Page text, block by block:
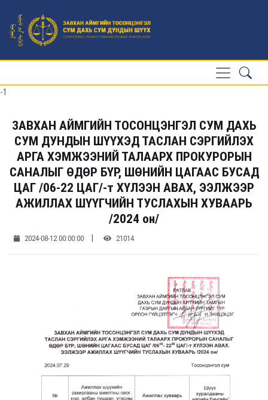
-1
ЗАВХАН АЙМГИЙН ТОСОНЦЭНГЭЛ СУМ ДАХЬ
СУМ ДУНДЫН ШҮҮХЭД ТАСЛАН СЭРГИЙЛЭХ
АРГА ХЭМЖЭЭНИЙ ТАЛААРХ ПРОКУРОРЫН
САНАЛЫГ ӨДӨР БҮР, ШӨНИЙН ЦАГААС БУСАД
ЦАГ /06-22 ЦАГ/-т ХҮЛЭЭН АВАХ, ЭЭЛЖЭЭР
АЖИЛЛАХ ШҮҮГЧИЙН ТУСЛАХЫН ХУВААРЬ
/2024 он/
2024-08-12 00:00:00 | 21014